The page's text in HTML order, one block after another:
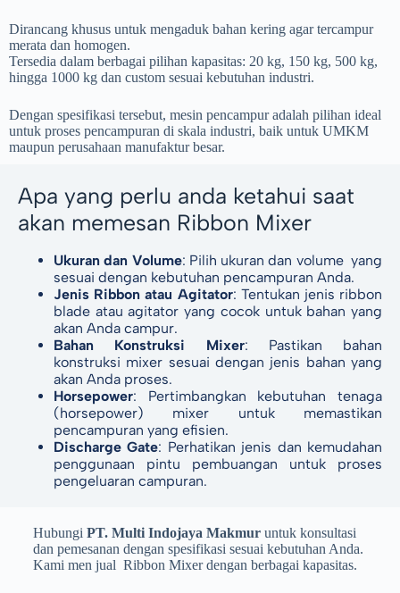
Dirancang khusus untuk mengaduk bahan kering agar tercampur
merata dan homogen.
Tersedia dalam berbagai pilihan kapasitas: 20 kg, 150 kg, 500 kg,
hingga 1000 kg dan custom sesuai kebutuhan industri.
Dengan spesifikasi tersebut, mesin pencampur adalah pilihan ideal
untuk proses pencampuran di skala industri, baik untuk UMKM
maupun perusahaan manufaktur besar.
Apa yang perlu anda ketahui saat
akan memesan Ribbon Mixer
Ukuran dan Volume: Pilih ukuran dan volume yang
sesuai dengan kebutuhan pencampuran Anda.
Jenis Ribbon atau Agitator: Tentukan jenis ribbon
blade atau agitator yang cocok untuk bahan yang
akan Anda campur.
Bahan Konstruksi Mixer: Pastikan bahan
konstruksi mixer sesuai dengan jenis bahan yang
akan Anda proses.
Horsepower: Pertimbangkan kebutuhan tenaga
(horsepower) mixer untuk memastikan
pencampuran yang efisien.
Discharge Gate: Perhatikan jenis dan kemudahan
penggunaan pintu pembuangan untuk proses
pengeluaran campuran.
Hubungi PT. Multi Indojaya Makmuruntuk konsultasi
dan pemesanan dengan spesifikasi sesuai kebutuhan Anda.
Kami men jual Ribbon Mixer dengan berbagai kapasitas.